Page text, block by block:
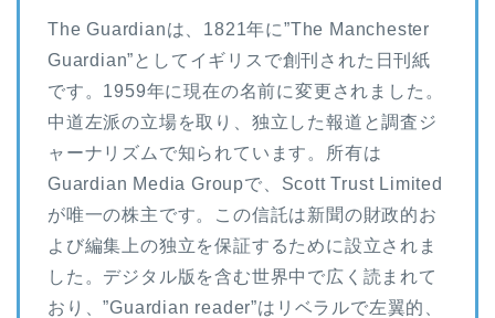
The Guardianは、1821年に”The Manchester
Guardian”としてイギリスで創刊された日刊紙
です。1959年に現在の名前に変更されました。
中道左派の立場を取り、独立した報道と調査ジ
ャーナリズムで知られています。所有は
Guardian Media Groupで、Scott Trust Limited
が唯一の株主です。この信託は新聞の財政的お
よび編集上の独立を保証するために設立されま
した。デジタル版を含む世界中で広く読まれて
おり、”Guardian reader”はリベラルで左翼的、